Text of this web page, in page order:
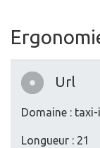
Url
Domaine :
Longueur : 21